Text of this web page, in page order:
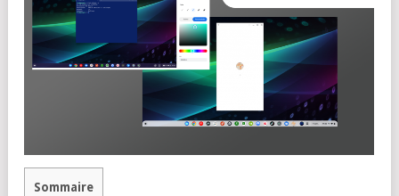
Sommaire